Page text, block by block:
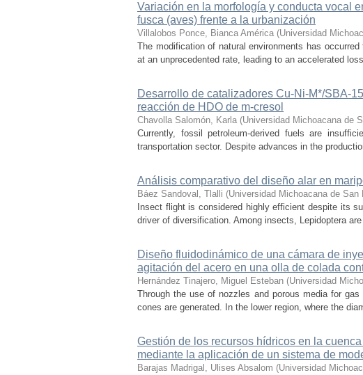
Variación en la morfología y conducta vocal
fusca (aves) frente a la urbanización
Villalobos Ponce, Bianca América (Universidad
The modification of natural environments has
at an unprecedented rate, leading to an accelerated
Desarrollo de catalizadores Cu-Ni-M*/SBA-
reacción de HDO de m-cresol
Chavolla Salomón, Karla (Universidad Michoacana de
Currently, fossil petroleum-derived fuels are
transportation sector. Despite advances in the
Análisis comparativo del diseño alar en
Báez Sandoval, Tlalli (Universidad Michoacana de San
Insect flight is considered highly efficient despite its
driver of diversification. Among insects, Lepidoptera
Diseño fluidodinámico de una cámara de
agitación del acero en una olla de colada
Hernández Tinajero, Miguel Esteban (Universidad
Through the use of nozzles and porous media for
cones are generated. In the lower region, where the
Gestión de los recursos hídricos en la
mediante la aplicación de un sistema de
Barajas Madrigal, Ulises Absalom (Universidad